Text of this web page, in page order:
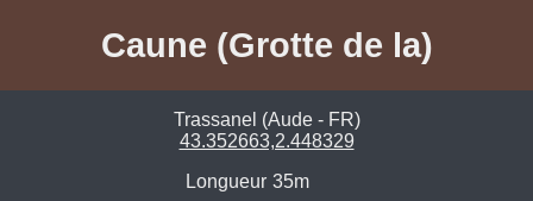
Caune (Grotte de la)
Trassanel (Aude - FR)
43.352663,2.448329
Longueur 35m